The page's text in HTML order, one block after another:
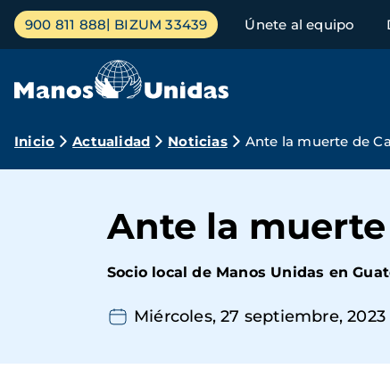
Pasar
contenido
Menú
principal
900 811 888 BIZUM 33439 Únete al equipo
Ruta
navegación
Inicio Actualidad Noticias Ante la muerte de
Ante la
Socio local de Manos Unidas en
Miércoles, 27 septiembre, 2023